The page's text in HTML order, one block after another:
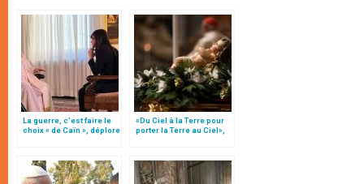
La guerre, c’est faire le
choix « de Caïn », déplore
«Du Ciel à la Terre pour
porter la Terre au Ciel»,